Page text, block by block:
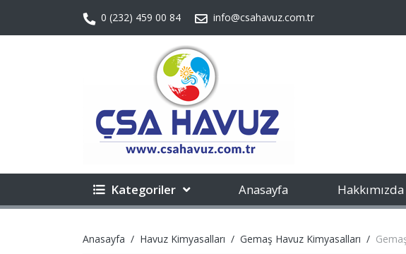
0 (232) 459 00 84 info@csahavuz.com.tr
Kategoriler Anasayfa Hakkımızda
Anasayfa Havuz Kimyasalları Gemaş Havuz Kimyasalları